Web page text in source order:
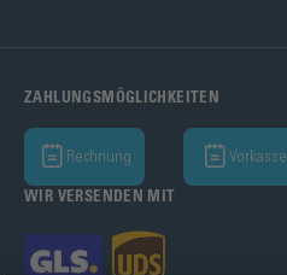
ZAHLUNGSMÖGLICHKEITEN
Rechnung Vorkasse
WIR VERSENDEN MIT